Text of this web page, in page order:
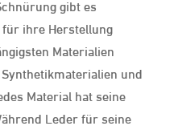
gibt es
ihre Herstellung
Materialien
und
Material hat seine
Leder für seine